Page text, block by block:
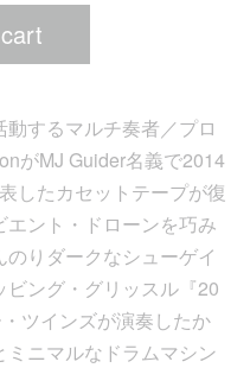
するマルチ奏者／プロ
がMJ Guider名義で2014
したカセットテープが復
ント・ドローンを巧み
りダークなシューゲイ
ング・グリッスル『20
ツインズが演奏したか
ニマルなドラムマシン